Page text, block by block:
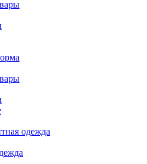
одежда